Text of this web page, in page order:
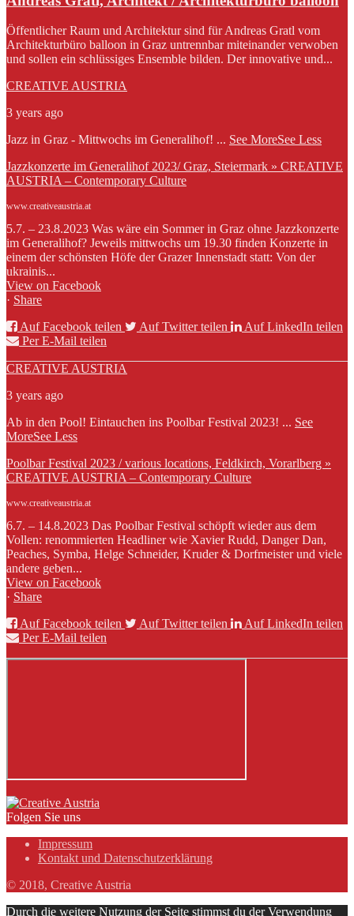
Öffentlicher Raum und Architektur sind für Andreas Gratl vom
Architekturbüro balloon in Graz untrennbar miteinander verwoben
und sollen ein schlüssiges Ensemble bilden. Der innovative und...
CREATIVE AUSTRIA
3 years ago
Jazz in Graz - Mittwochs im Generalihof! ... See MoreSee Less
Jazzkonzerte im Generalihof 2023/ Graz, Steiermark » CREATIVE
AUSTRIA – Contemporary Culture
www.creativeaustria.at
5.7. – 23.8.2023 Was wäre ein Sommer in Graz ohne Jazzkonzerte
im Generalihof? Jeweils mittwochs um 19.30 finden Konzerte in
einem der schönsten Höfe der Grazer Innenstadt statt: Von der
ukrainis...
View on Facebook
· Share
Auf Facebook teilen
Auf Twitter teilen
Auf LinkedIn teilen
Per E-Mail teilen
CREATIVE AUSTRIA
3 years ago
Ab in den Pool! Eintauchen ins Poolbar Festival 2023! ... See
MoreSee Less
Poolbar Festival 2023 / various locations, Feldkirch, Vorarlberg »
CREATIVE AUSTRIA – Contemporary Culture
www.creativeaustria.at
6.7. – 14.8.2023 Das Poolbar Festival schöpft wieder aus dem
Vollen: renommierten Headliner wie Xavier Rudd, Danger Dan,
Peaches, Symba, Helge Schneider, Kruder & Dorfmeister und viele
andere geben...
View on Facebook
· Share
Auf Facebook teilen
Auf Twitter teilen
Auf LinkedIn teilen
Per E-Mail teilen
Folgen Sie uns
Impressum
Kontakt und Datenschutzerklärung
© 2018, Creative Austria
Durch die weitere Nutzung der Seite stimmst du der Verwendung